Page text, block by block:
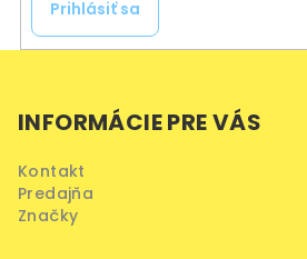
Prihlásiť sa
INFORMÁCIE PRE VÁS
Kontakt
Predajňa
Značky